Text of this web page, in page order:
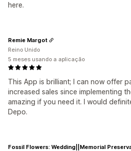
here.
This App is brilliant; I can now offer
increased sales since implementing
amazing if you need it. I would
Depo.
Remie Margot
Reino Unido
5 meses usando a aplicação
Fossil Flowers: Wedding||Memorial